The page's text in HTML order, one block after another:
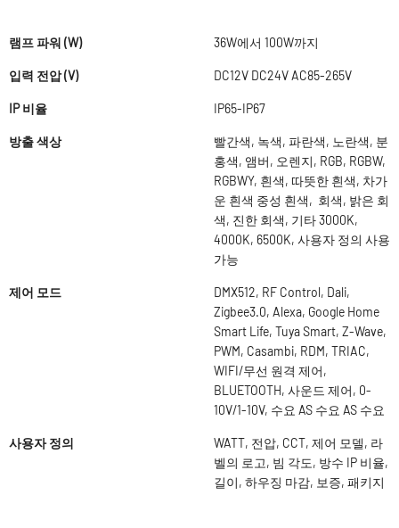
램프 파워 (W) 36W에서 100W까지
입력 전압 (V) DC12V DC24V AC85-265V
IP 비율 IP65-IP67
방출 색상
빨간색, 녹색, 파란색, 노란색, 분
홍색, 앰버, 오렌지, RGB, RGBW,
RGBWY, 흰색, 따뜻한 흰색, 차가
운 흰색 중성 흰색, 회색, 밝은 회
색, 진한 회색, 기타 3000K,
4000K, 6500K, 사용자 정의 사용
가능
제어 모드
DMX512, RF Control, Dali,
Zigbee3.0, Alexa, Google Home
Smart Life, Tuya Smart, Z-Wave,
PWM, Casambi, RDM, TRIAC,
WIFI/무선 원격 제어,
BLUETOOTH, 사운드 제어, 0-
10V/1-10V, 수요 AS 수요 AS 수요
사용자 정의
WATT, 전압, CCT, 제어 모델, 라
벨의 로고, 빔 각도, 방수 IP 비율,
길이, 하우징 마감, 보증, 패키지